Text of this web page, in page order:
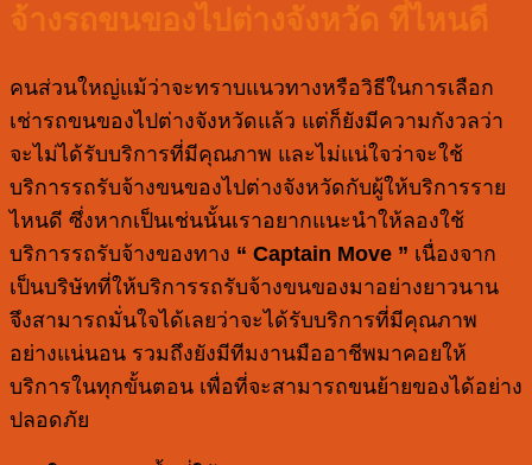
จ้างรถขนของไปต่างจังหวัด ที่ไหนดี
คนส่วนใหญ่แม้ว่าจะทราบแนวทางหรือวิธีในการเลือก
เช่ารถขนของไปต่างจังหวัดแล้ว แต่ก็ยังมีความกังวลว่า
จะไม่ได้รับบริการที่มีคุณภาพ และไม่แน่ใจว่าจะใช้
บริการรถรับจ้างขนของไปต่างจังหวัดกับผู้ให้บริการราย
ไหนดี ซึ่งหากเป็นเช่นนั้นเราอยากแนะนำให้ลองใช้
บริการรถรับจ้างของทาง “ Captain Move ” เนื่องจาก
เป็นบริษัทที่ให้บริการรถรับจ้างขนของมาอย่างยาวนาน
จึงสามารถมั่นใจได้เลยว่าจะได้รับบริการที่มีคุณภาพ
อย่างแน่นอน รวมถึงยังมีทีมงานมืออาชีพมาคอยให้
บริการในทุกขั้นตอน เพื่อที่จะสามารถขนย้ายของได้อย่าง
ปลอดภัย